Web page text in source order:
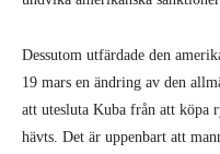
Dessutom utfärdade den
19 mars en ändring av den
att utesluta Kuba från att köpa
hävts. Det är uppenbart att